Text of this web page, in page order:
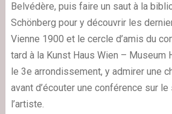
Belvédère, puis faire un saut à la
Schönberg pour y découvrir les
Vienne 1900 et le cercle d’amis du
tard à la Kunst Haus Wien – Museum
le 3e arrondissement, y admirer une
avant d’écouter une conférence sur
l’artiste.